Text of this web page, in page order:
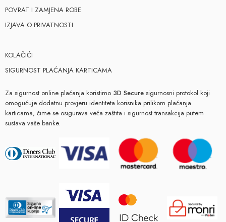
POVRAT I ZAMJENA ROBE
IZJAVA O PRIVATNOSTI
KOLAČIĆI
SIGURNOST PLAĆANJA KARTICAMA
Za sigurnost online plaćanja koristimo 3D Secure sigurnosni protokol koji
omogućuje dodatnu provjeru identiteta korisnika prilikom plaćanja
karticama, čime se osigurava veća zaštita i sigurnost transakcija putem
sustava vaše banke.